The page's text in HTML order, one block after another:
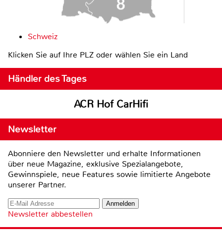
Schweiz
Klicken Sie auf Ihre PLZ oder wählen Sie ein Land
Händler des Tages
ACR Hof CarHifi
Newsletter
Abonniere den Newsletter und erhalte Informationen
über neue Magazine, exklusive Spezialangebote,
Gewinnspiele, neue Features sowie limitierte Angebote
unserer Partner.
Newsletter abbestellen